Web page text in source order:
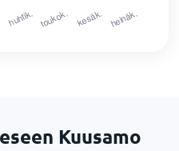
Kuusamo